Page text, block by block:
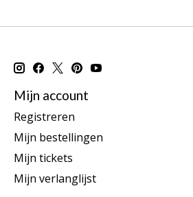
Mijn account
Registreren
Mijn bestellingen
Mijn tickets
Mijn verlanglijst